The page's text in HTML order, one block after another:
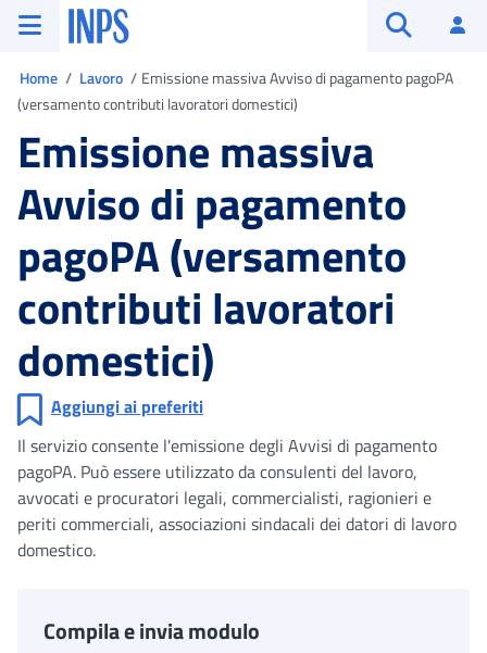
Vai al menu principale
Vai al contenuto principale
Vai al pie' di pagina
INPS ()
Home Lavoro
Emissione massiva Avviso di pagamento pagoPA
(versamento contributi lavoratori domestici)
Emissione massiva
Avviso di pagamento
pagoPA (versamento
contributi lavoratori
domestici)
Aggiungi ai preferiti
Il servizio consente l'emissione degli Avvisi di pagamento
pagoPA. Può essere utilizzato da consulenti del lavoro,
avvocati e procuratori legali, commercialisti, ragionieri e
periti commerciali, associazioni sindacali dei datori di lavoro
domestico.
Compila e invia modulo